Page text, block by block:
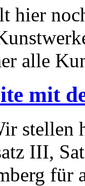
hier
alle
mit
stellen
III,
für